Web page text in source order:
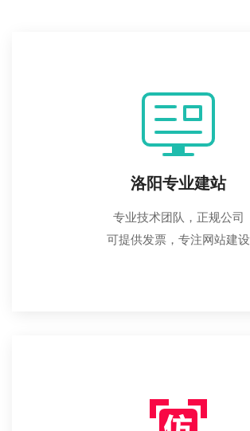
洛阳专业建站
专业技术团队，正规公司
可提供发票，专注网站建设